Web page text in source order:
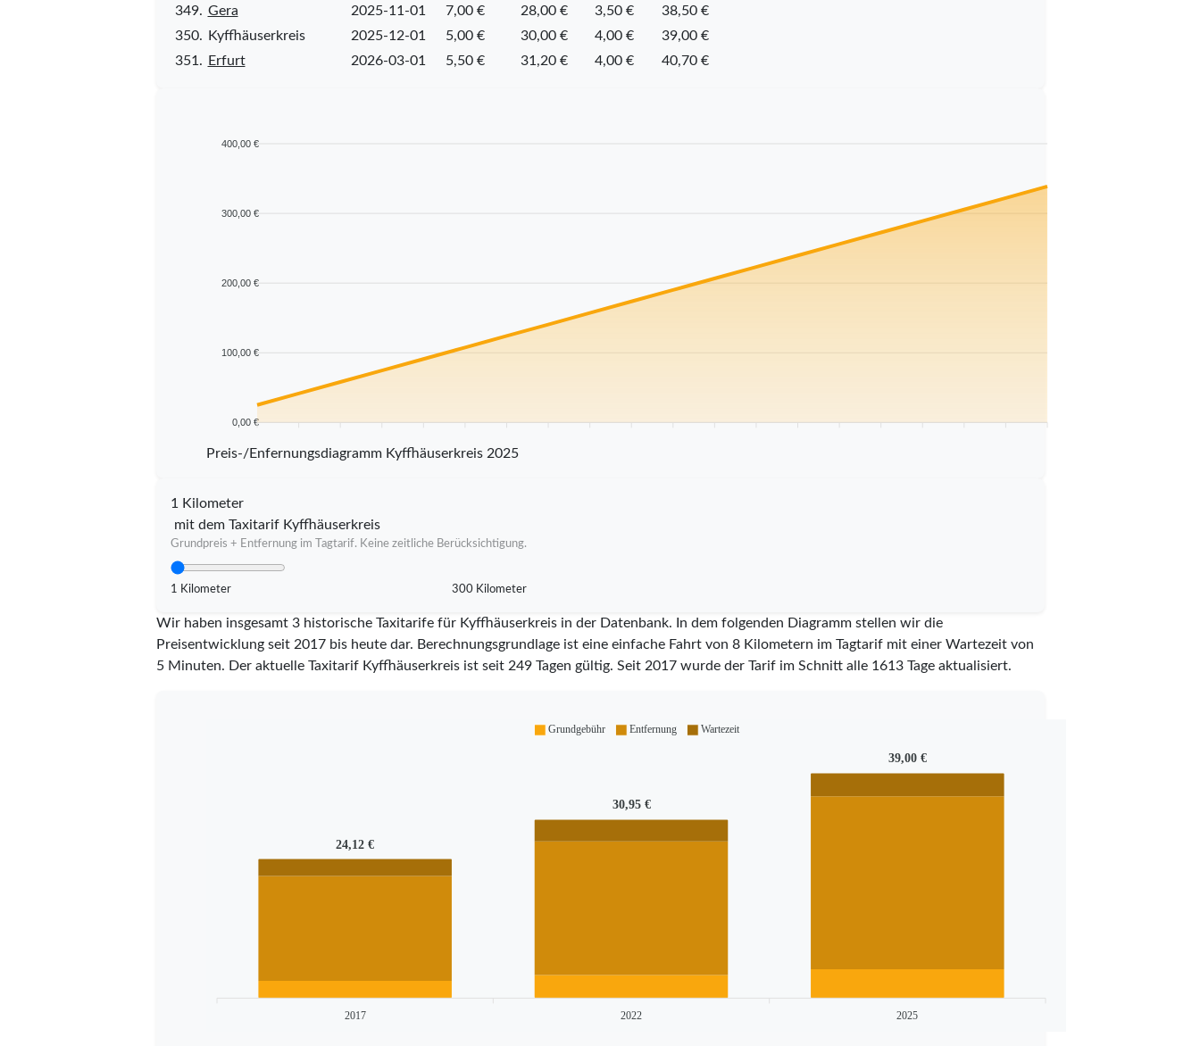
349. Gera 2025-11-01 7,00 € 28,00 € 3,50 €
38,50 €
350.
Kyffhäuserkreis 2025-12-01 5,00 € 30,00 € 4,00 €
39,00 €
351.
Erfurt 2026-03-01 5,50 € 31,20 € 4,00 € 40,70 €
400,00 €
300,00 €
200,00 €
100,00 €
0,00 €
Preis-/Enfernungsdiagramm Kyffhäuserkreis 2025
1 Kilometer
mit dem Taxitarif Kyffhäuserkreis
Grundpreis + Entfernung im Tagtarif. Keine zeitliche Berücksichtigung.
1 Kilometer 300 Kilometer
Wir haben insgesamt 3 historische Taxitarife für Kyffhäuserkreis in der Datenbank. In dem folgenden Diagramm stellen wir die
Preisentwicklung seit 2017 bis heute dar. Berechnungsgrundlage ist eine einfache Fahrt von 8 Kilometern im Tagtarif mit einer Wartezeit von
5 Minuten. Der aktuelle Taxitarif Kyffhäuserkreis ist seit 249Tagen gültig. Seit 2017wurde der Tarif im Schnitt alle 1613Tage aktualisiert.
24,12 €
30,95 €
39,00 €
2017 2022 2025
Grundgebühr Entfernung Wartezeit